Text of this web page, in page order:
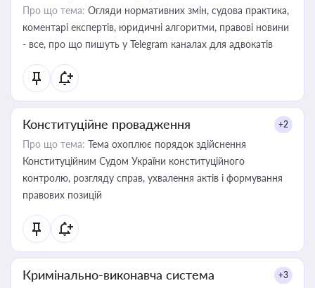
Про що тема: Огляди нормативних змін, судова практика,
коментарі експертів, юридичні алгоритми, правові новини
- все, про що пишуть у Telegram каналах для адвокатів
Конституційне провадження +2
Про що тема: Тема охоплює порядок здійснення
Конституційним Судом України конституційного
контролю, розгляду справ, ухвалення актів і формування
правових позицій
Кримінально-виконавча система +3